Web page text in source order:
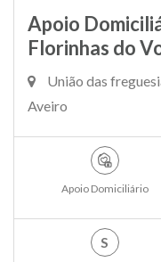
Apoio
Florinhas do
União das
Aveiro
Apoio Domiciliário
S